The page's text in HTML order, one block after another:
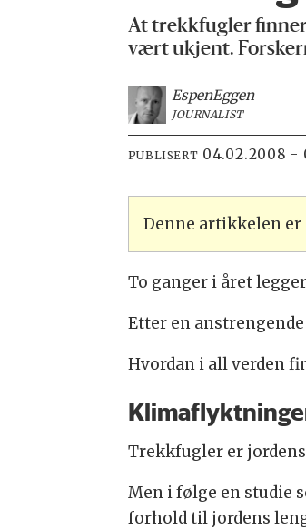
At trekkfugler finner
vært ukjent.
EspenEggen
JOURNALIST
PUBLISERT 04.02.2008 -
Denne artikkelen
To ganger i året
Etter en
Hvordan i all verden
Trekkfugler er
Men i følge en studie
forhold til jordens